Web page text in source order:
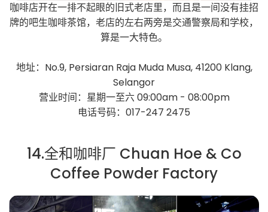
咖啡店开在一排不起眼的旧式老店里，而且是一间没有挂招
牌的吧生咖啡茶馆，老店的左右两旁是交通警察局和学校，
算是一大特色。
地址：No.9, Persiaran Raja Muda Musa, 41200 Klang,
Selangor
营业时间：星期一至六 09:00am - 08:00pm
电话号码：017-247 2475
14.全和咖啡厂 Chuan Hoe & Co
Coffee Powder Factory